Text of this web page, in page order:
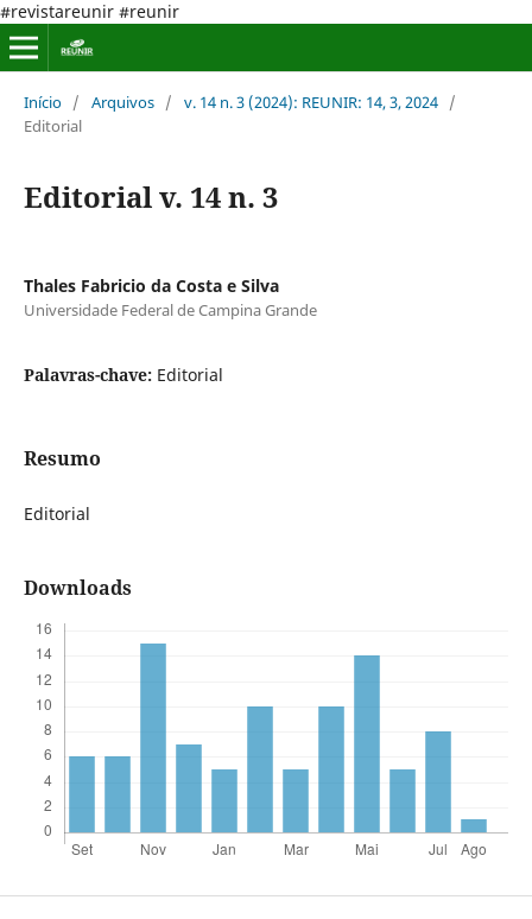
#revistareunir #reunir
Início / Arquivos / v. 14 n. 3 (2024): REUNIR: 14, 3, 2024 /
Editorial
Editorial v. 14 n. 3
Thales Fabricio da Costa e Silva
Universidade Federal de Campina Grande
Palavras-chave: Editorial
Resumo
Editorial
Downloads